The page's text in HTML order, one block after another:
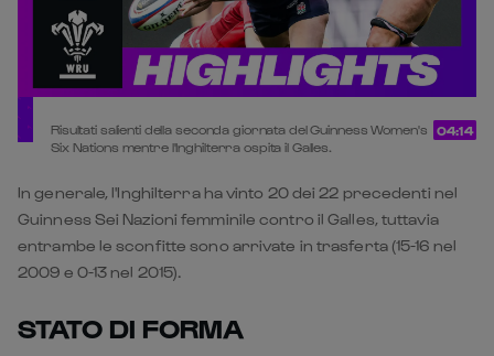
Risultati salienti della seconda giornata del Guinness Women's
Six Nations mentre l'Inghilterra ospita il Galles.
04:14
In generale, l'Inghilterra ha vinto 20 dei 22 precedenti nel
Guinness Sei Nazioni femminile contro il Galles, tuttavia
entrambe le sconfitte sono arrivate in trasferta (15-16 nel
2009 e 0-13 nel 2015).
STATO DI FORMA